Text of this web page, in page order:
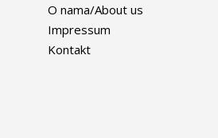
O nama/About us
Impressum
Kontakt